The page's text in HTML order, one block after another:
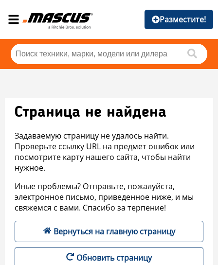
Разместите!
Страница не найдена
Задаваемую страницу не удалось найти.
Проверьте ссылку URL на предмет ошибок или
посмотрите карту нашего сайта, чтобы найти
нужное.
Иные проблемы? Отправьте, пожалуйста,
электронное письмо, приведенное ниже, и мы
свяжемся с вами. Спасибо за терпение!
Вернуться на главную страницу
Обновить страницу